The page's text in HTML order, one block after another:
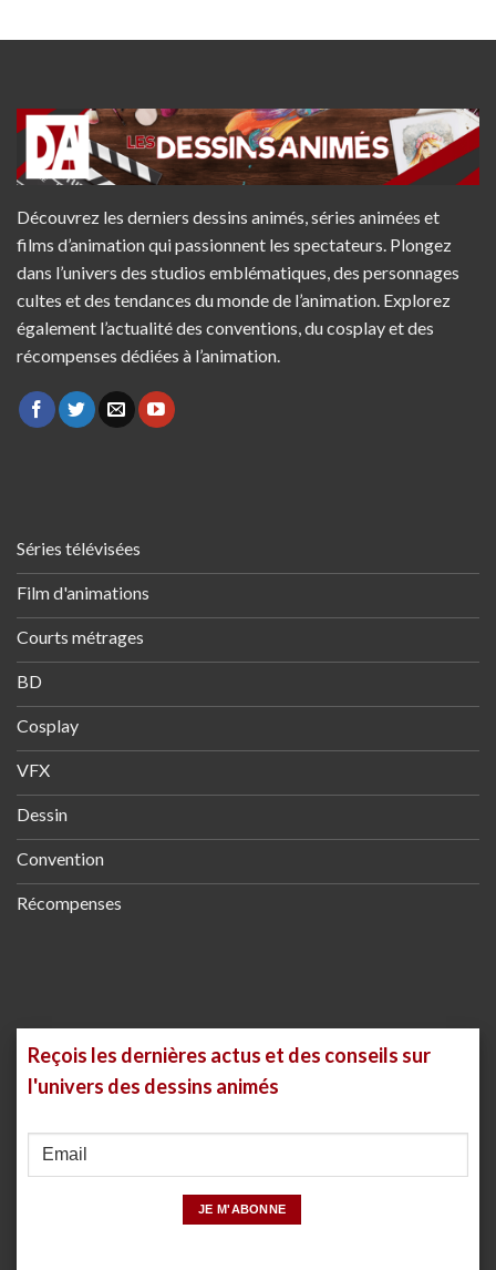
Découvrez les derniers dessins animés, séries animées et
films d’animation qui passionnent les spectateurs. Plongez
dans l’univers des studios emblématiques, des personnages
cultes et des tendances du monde de l’animation. Explorez
également l’actualité des conventions, du cosplay et des
récompenses dédiées à l’animation.
Séries télévisées
Film d'animations
Courts métrages
BD
Cosplay
VFX
Dessin
Convention
Récompenses
Reçois les dernières actus et des conseils sur
l'univers des dessins animés